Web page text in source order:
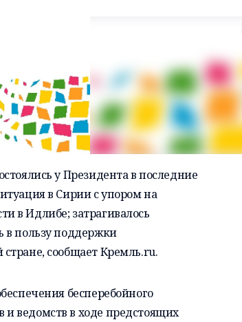
у Президента в последние
в Сирии с упором на
в Идлибе; затрагивалось
в пользу поддержки
сообщаетКремль.ru.
бесперебойного
ведомств в ходе предстоящих